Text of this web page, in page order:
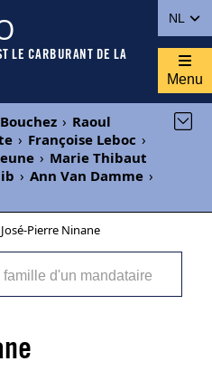
NL
LE CARBURANT DE LA
Menu
› Raoul
› Françoise Leboc ›
› Marie Thibaut
› Ann Van Damme ›
José-Pierre Ninane